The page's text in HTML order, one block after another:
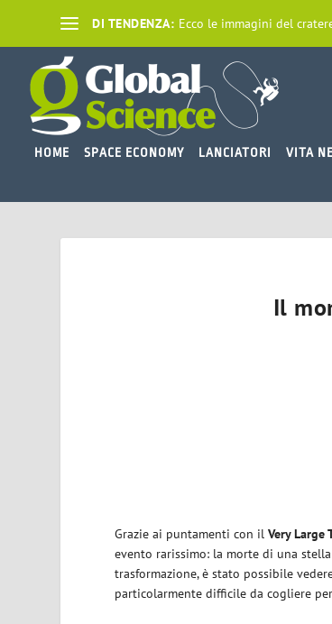
DI TENDENZA: Ecco le immagini del
HOME SPACE ECONOMY LANCIATORI VITA
Il
Grazie ai puntamenti con ilVery Large
evento rarissimo: la morte di una
trasformazione, è stato possibile
particolarmente difficile da cogliere